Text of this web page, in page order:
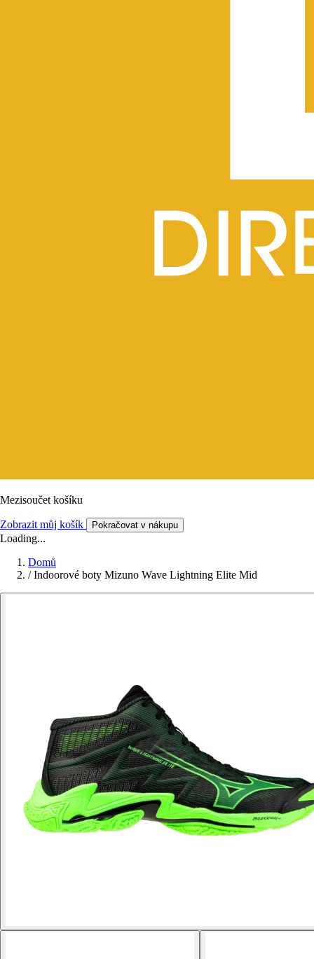
Mezisoučet košíku
Zobrazit můj košík Pokračovat v nákupu
Loading...
Domů
/ Indoorové boty Mizuno Wave Lightning Elite Mid